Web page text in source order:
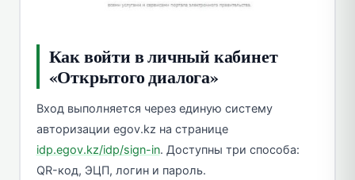
Как войти в личный кабинет
«Открытого диалога»
Вход выполняется через единую систему
авторизации egov.kz на странице
idp.egov.kz/idp/sign-in. Доступны три способа:
QR-код, ЭЦП, логин и пароль.